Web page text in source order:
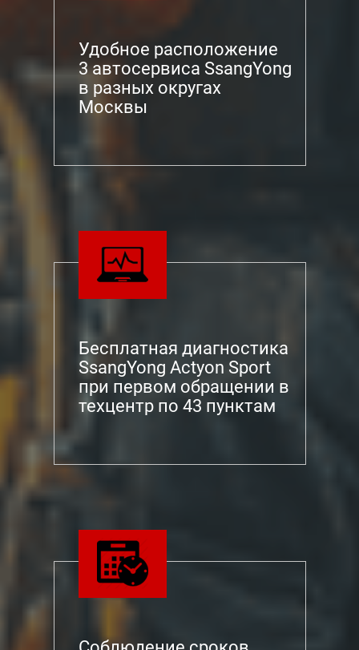
Удобное расположение
3 автосервиса SsangYong
в разных округах
Москвы
Бесплатная диагностика
SsangYong Actyon Sport
при первом обращении в
техцентр по 43 пунктам